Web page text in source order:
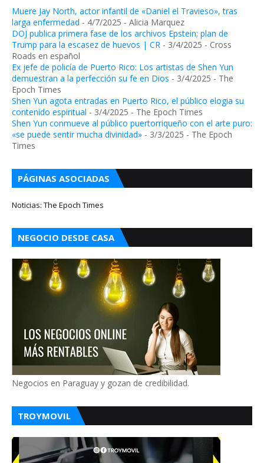
Muere Jay North, actor infantil de «Daniel el Travieso», tras
larga enfermedad - 4/7/2025 - Alicia Marquez
DOJ publica primera fase de los archivos Epstein; plan de
Trump para la escasez de huevos | CR - 3/4/2025 - Cross
Roads en español
Ex jefe de policía de Puerto Rico: Los artistas de Shen Yun
demuestran a la perfección su fe en Dios - 3/4/2025 - The
Epoch Times
Shen Yun agota entradas en Puerto Rico, el público elogia su
contenido espiritual - 3/4/2025 - The Epoch Times
Shen Yun conmueve al público puertorriqueño con el arte puro:
«se puede sentir mucha divinidad» - 3/3/2025 - The Epoch
Times
PÁGINAS ASOCIADAS
Noticias: The Epoch Times
NEGOCIO DESDE CASA
Negocios en Paraguay y gozan de credibilidad.
TROYMOVIL